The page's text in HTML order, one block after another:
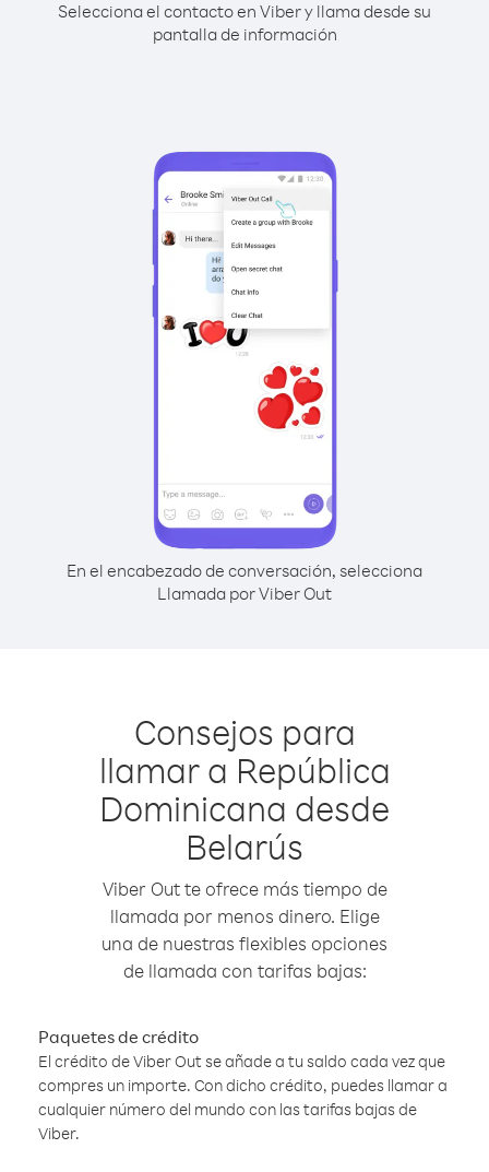
Selecciona el contacto en Viber y llama desde su
pantalla de información
En el encabezado de conversación, selecciona
Llamada por Viber Out
Consejos para
llamar a República
Dominicana desde
Belarús
Viber Out te ofrece más tiempo de
llamada por menos dinero. Elige
una de nuestras flexibles opciones
de llamada con tarifas bajas:
Paquetes de crédito
El crédito de Viber Out se añade a tu saldo cada vez que
compres un importe. Con dicho crédito, puedes llamar a
cualquier número del mundo con las tarifas bajas de
Viber.